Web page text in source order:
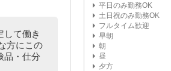
して働き
方にこの
品・仕分
平日のみ勤務OK
土日祝のみ勤務OK
フルタイム歓迎
早朝
朝
昼
夕方